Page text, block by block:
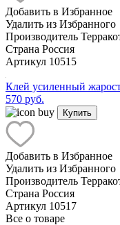
Добавить в Избранное
Удалить из Избранного
Производитель
Страна Россия
Артикул 10515
Клей усиленный
570 руб.
Купить
Добавить в Избранное
Удалить из Избранного
Производитель
Страна Россия
Артикул 10517
Все о товаре